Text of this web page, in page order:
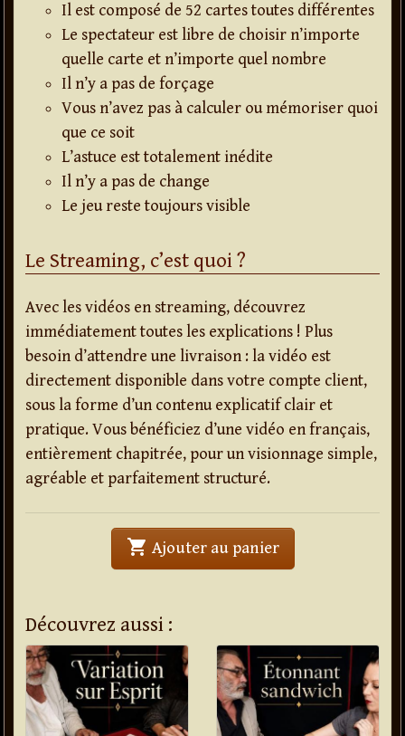
Il est composé de 52 cartes toutes différentes
Le spectateur est libre de choisir n’importe
quelle carte et n’importe quel nombre
Il n’y a pas de forçage
Vous n’avez pas à calculer ou mémoriser quoi
que ce soit
L’astuce est totalement inédite
Il n’y a pas de change
Le jeu reste toujours visible
Le Streaming, c’est quoi ?
Avec les vidéos en streaming, découvrez
immédiatement toutes les explications ! Plus
besoin d’attendre une livraison : la vidéo est
directement disponible dans votre compte client,
sous la forme d’un contenu explicatif clair et
pratique. Vous bénéficiez d’une vidéo en français,
entièrement chapitrée, pour un visionnage simple,
agréable et parfaitement structuré.
shopping_cart Ajouter au panier
Découvrez aussi :